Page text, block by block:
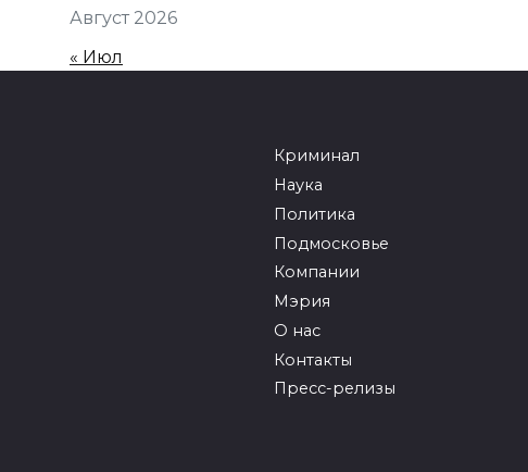
Август 2026
« Июл
Криминал
Наука
Политика
Подмосковье
Компании
Мэрия
О нас
Контакты
Пресс-релизы